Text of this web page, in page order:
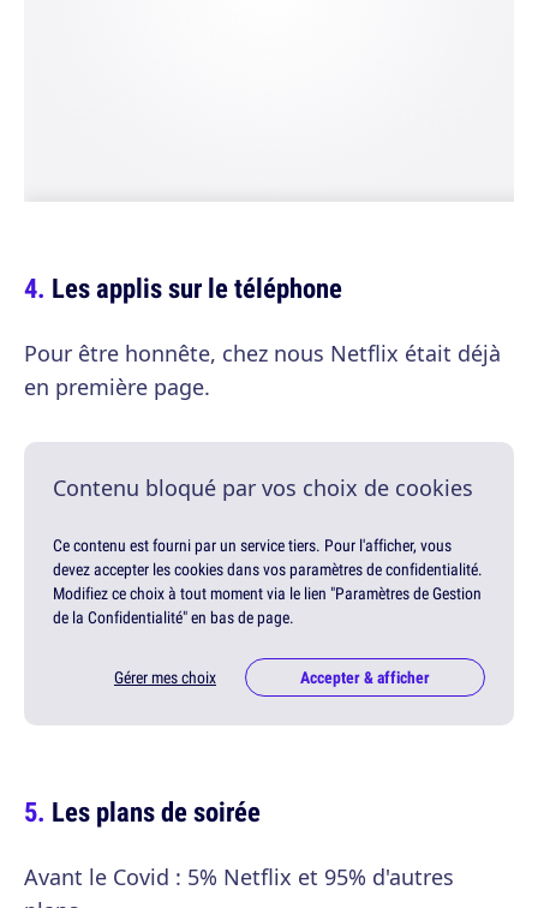
Les applis sur le téléphone
Pour être honnête, chez nous Netflix était déjà
en première page.
Contenu bloqué par vos choix de cookies
Ce contenu est fourni par un service tiers. Pour l'afficher, vous
devez accepter les cookies dans vos paramètres de confidentialité.
Modifiez ce choix à tout moment via le lien "Paramètres de Gestion
de la Confidentialité" en bas de page.
Gérer mes choix Accepter & afficher
Les plans de soirée
Avant le Covid : 5% Netflix et 95% d'autres